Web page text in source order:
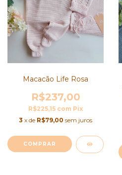
Macacão Life Rosa
R$237,00
R$225,15 com Pix
3 x de R$79,00 sem juros
COMPRAR